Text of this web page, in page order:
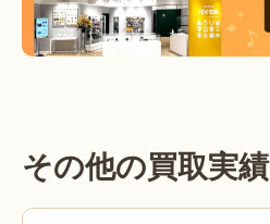
その他の買取実績